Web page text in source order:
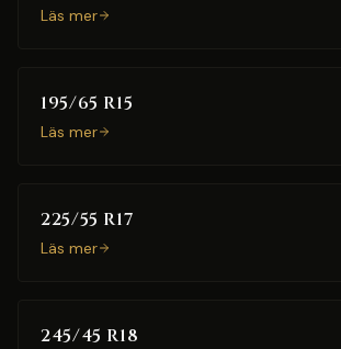
Läs mer
195/65 R15
Läs mer
225/55 R17
Läs mer
245/45 R18